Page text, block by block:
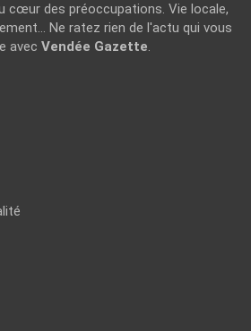
cœur des préoccupations. Vie locale,
Ne ratez rien de l'actu qui vous
avec Vendée Gazette.